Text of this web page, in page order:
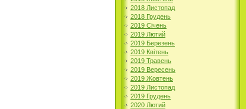
2018 Листопад
2018 Грудень
2019 Січень
2019 Лютий
2019 Березень
2019 Квітень
2019 Травень
2019 Вересень
2019 Жовтень
2019 Листопад
2019 Грудень
2020 Лютий